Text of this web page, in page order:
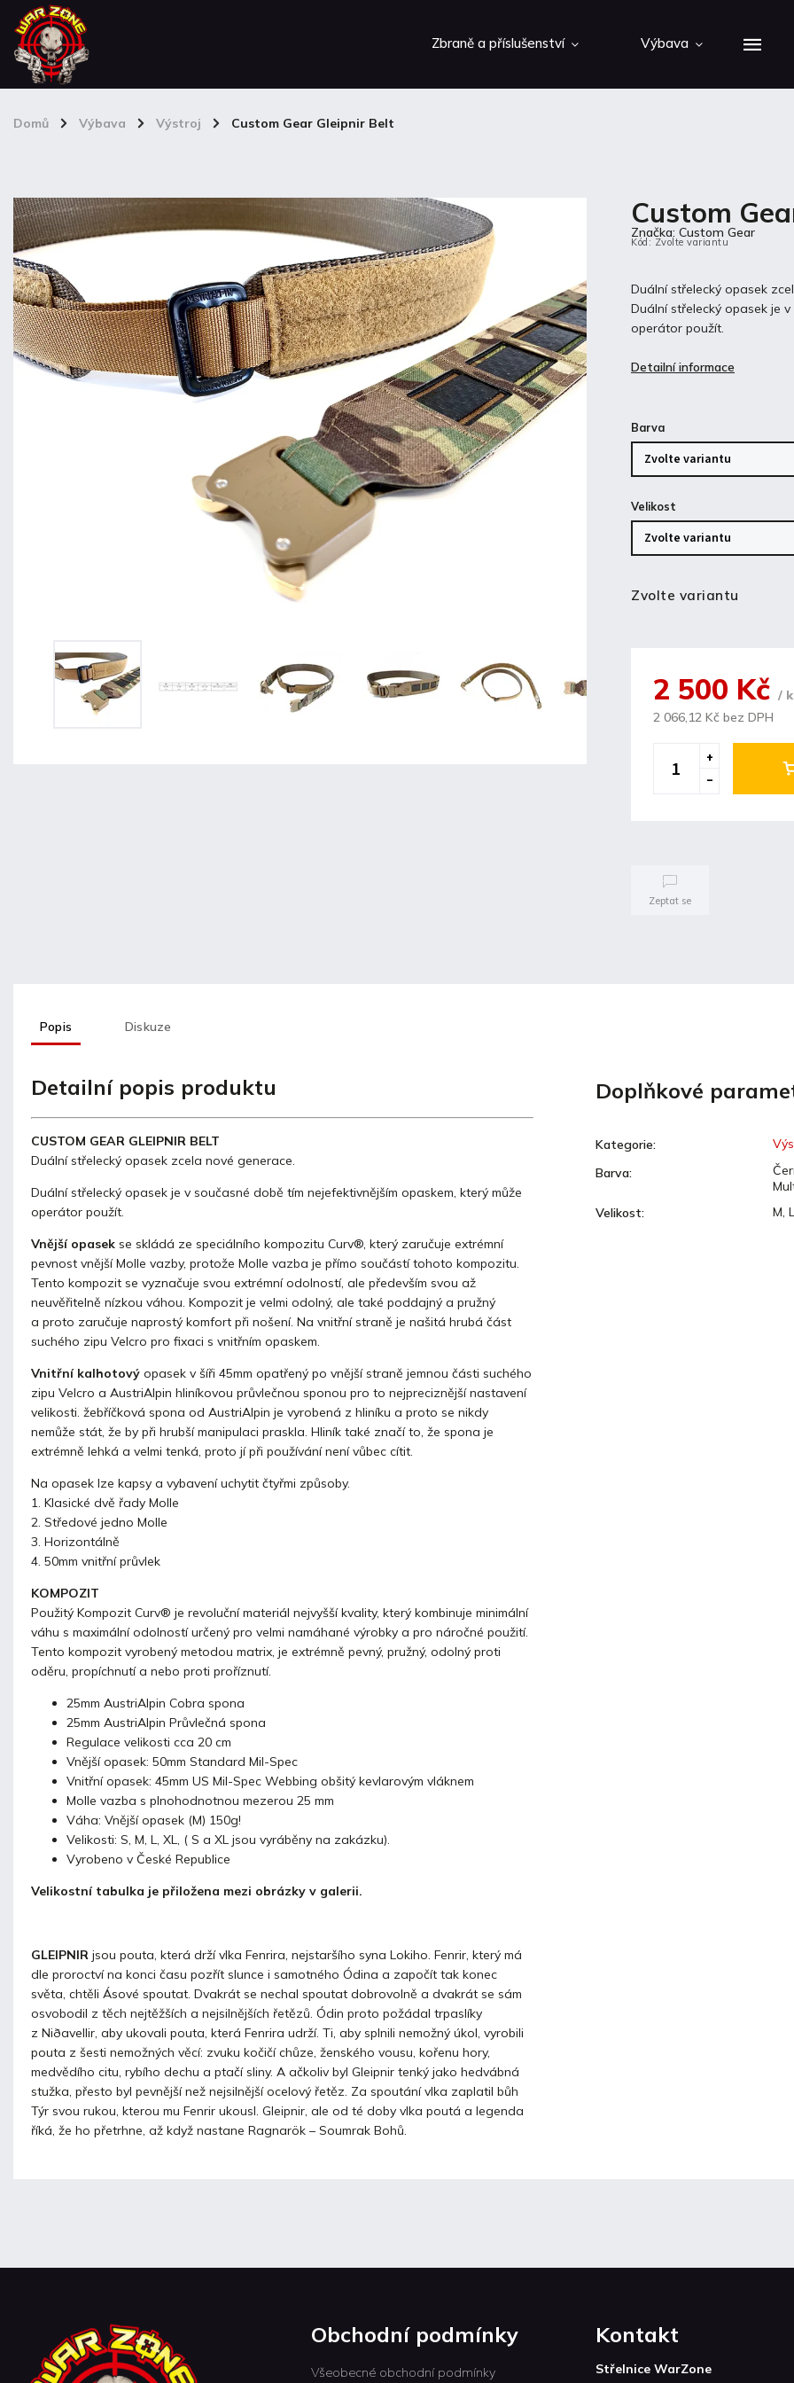
Zbraně a příslušenství Výbava
Domů / Výbava / Výstroj / Custom Gear Gleipnir Belt
Custom
Kód: Zvolte variantu
Duální střelecký opasek
Duální střelecký opasek je
operátor použít.
Detailní informace
Značka:Custom Gear
Barva
Velikost
Zvolte variantu
2 500 Kč/
2 066,12 Kč bez DPH
Zeptat se
Popis Diskuze
Detailní popis produktu
CUSTOM GEAR GLEIPNIR BELT
Duální střelecký opasek zcela nové generace.
Duální střelecký opasek je v současné době tím nejefektivnějším opaskem, který může
operátor použít.
Vnější opasek se skládá ze speciálního kompozitu Curv®, který zaručuje extrémní
pevnost vnější Molle vazby, protože Molle vazba je přímo součástí tohoto kompozitu.
Tento kompozit se vyznačuje svou extrémní odolností, ale především svou až
neuvěřitelně nízkou váhou. Kompozit je velmi odolný, ale také poddajný a pružný
a proto zaručuje naprostý komfort při nošení. Na vnitřní straně je našitá hrubá část
suchého zipu Velcro pro fixaci s vnitřním opaskem.
Vnitřní kalhotový opasek v šíři 45mm opatřený po vnější straně jemnou části suchého
zipu Velcro a AustriAlpin hliníkovou průvlečnou sponou pro to nejpreciznější nastavení
velikosti. žebříčková spona od AustriAlpin je vyrobená z hliníku a proto se nikdy
nemůže stát, že by při hrubší manipulaci praskla. Hliník také značí to, že spona je
extrémně lehká a velmi tenká, proto jí při používání není vůbec cítit.
Na opasek lze kapsy a vybavení uchytit čtyřmi způsoby.
1. Klasické dvě řady Molle
2. Středové jedno Molle
3. Horizontálně
4. 50mm vnitřní průvlek
KOMPOZIT
Použitý Kompozit Curv® je revoluční materiál nejvyšší kvality, který kombinuje minimální
váhu s maximální odolností určený pro velmi namáhané výrobky a pro náročné použití.
Tento kompozit vyrobený metodou matrix, je extrémně pevný, pružný, odolný proti
oděru, propíchnutí a nebo proti proříznutí.
25mm AustriAlpin Cobra spona
25mm AustriAlpin Průvlečná spona
Regulace velikosti cca 20 cm
Vnější opasek: 50mm Standard Mil-Spec
Vnitřní opasek: 45mm US Mil-Spec Webbing obšitý kevlarovým vláknem
Molle vazba s plnohodnotnou mezerou 25 mm
Váha: Vnější opasek (M) 150g!
Velikosti: S, M, L, XL, ( S a XL jsou vyráběny na zakázku).
Vyrobeno v České Republice
Velikostní tabulka je přiložena mezi obrázky v galerii.
GLEIPNIR jsou pouta, která drží vlka Fenrira, nejstaršího syna Lokiho. Fenrir, který má
dle proroctví na konci času pozřít slunce i samotného Ódina a započít tak konec
světa, chtěli Ásové spoutat. Dvakrát se nechal spoutat dobrovolně a dvakrát se sám
osvobodil z těch nejtěžších a nejsilnějších řetězů. Ódin proto požádal trpaslíky
z Niðavellir, aby ukovali pouta, která Fenrira udrží. Ti, aby splnili nemožný úkol, vyrobili
pouta z šesti nemožných věcí: zvuku kočičí chůze, ženského vousu, kořenu hory,
medvědího citu, rybího dechu a ptačí sliny. A ačkoliv byl Gleipnir tenký jako hedvábná
stužka, přesto byl pevnější než nejsilnější ocelový řetěz. Za spoutání vlka zaplatil bůh
Týr svou rukou, kterou mu Fenrir ukousl. Gleipnir, ale od té doby vlka poutá a legenda
říká, že ho přetrhne, až když nastane Ragnarök – Soumrak Bohů.
Doplňkové
Kategorie:
Barva:
Velikost: M,
Obchodní podmínky
Všeobecné obchodní podmínky
Kontakt
Střelnice WarZone